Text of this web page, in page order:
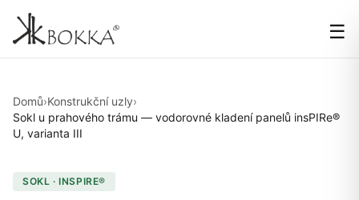
☰
Domů›Konstrukční uzly›
Sokl u prahového trámu — vodorovné kladení panelů insPIRe®
U, varianta III
SOKL · INSPIRE®